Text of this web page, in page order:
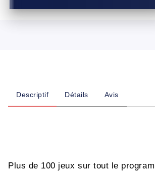
Descriptif Détails Avis
Plus de 100 jeux sur tout le